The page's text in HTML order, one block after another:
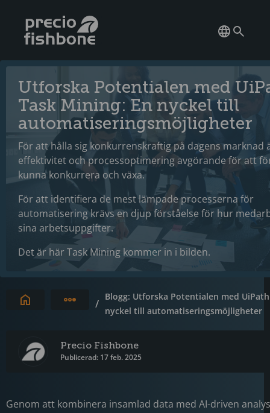
Utforska Potentialen med
Task Mining: En nyckel till
automatiseringsmöjligheter
För att hålla sig konkurrenskraftig på dagens marknad
effektivitet och processoptimering avgörande för att
kunna konkurrera och växa.
För att identifiera de mest lämpade processerna för
automatisering krävs en djup förståelse för hur
sina arbetsuppgifter.
Det är här Task Mining kommer in i bilden.
Expandera brödsmulor
/
Blogg: Utforska Potentialen med
nyckel till automatiseringsmöjligheter
Precio Fishbone
Publicerad: 17 feb. 2025
Genom att kombinera insamlad data med AI-driven